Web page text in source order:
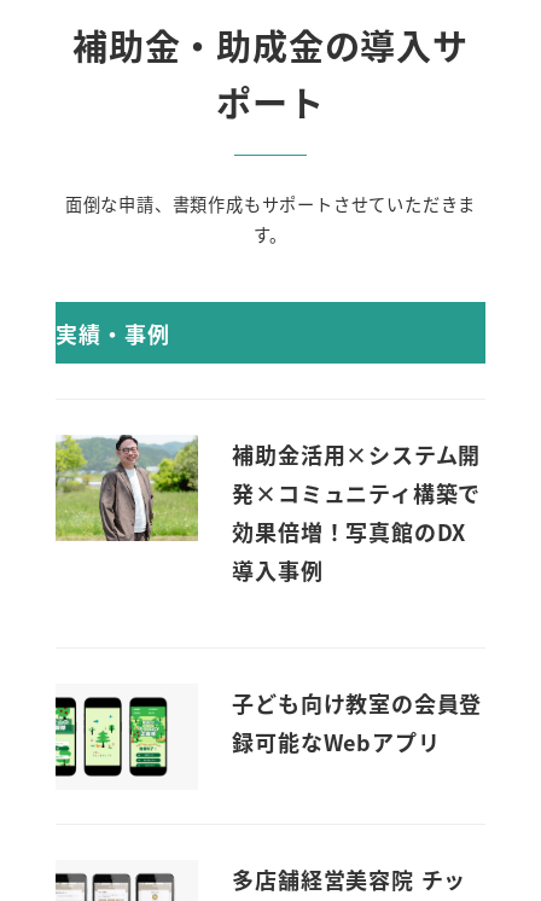
補助金・助成金の導入サ
ポート
面倒な申請、書類作成もサポートさせていただきま
す。
実績・事例
補助金活用×システム開
発×コミュニティ構築で
効果倍増！写真館のDX
導入事例
子ども向け教室の会員登
録可能なWebアプリ
多店舗経営美容院 チッ